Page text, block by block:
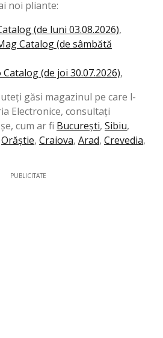
noi pliante:
(de luni 03.08.2026),
Catalog (de sâmbătă
Catalog (de joi 30.07.2026),
găsi magazinul pe care l-
Electronice, consultați
cum ar fi București, Sibiu,
Orăştie, Craiova, Arad, Crevedia,
PUBLICITATE